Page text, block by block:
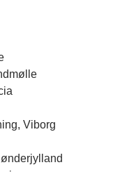
Viborg